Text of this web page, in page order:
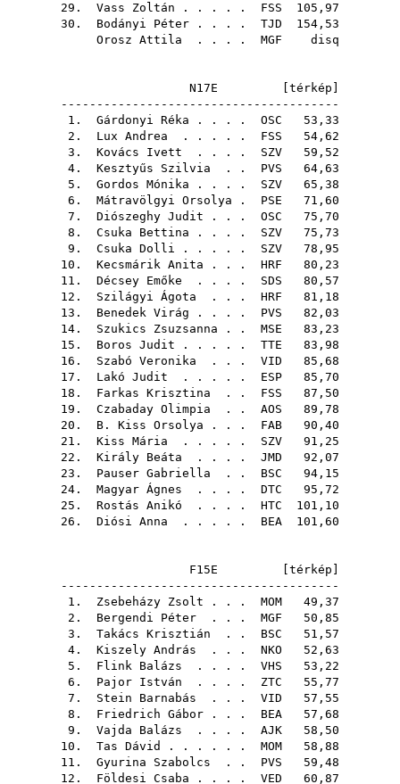
29. Vass Zoltán . . . . . FSS 105,97
30. Bodányi Péter . . . . TJD 154,53
Orosz Attila . . . . MGF disq
N17E [ térkép
---------------------------------------
1. Gárdonyi Réka . . . . OSC 53,33
2. Lux Andrea . . . . . FSS 54,62
3. Kovács Ivett . . . . SZV 59,52
4. Kesztyűs Szilvia . . PVS 64,63
5. Gordos Mónika . . . . SZV 65,38
6. Mátravölgyi Orsolya . PSE 71,60
7. Diószeghy Judit . . . OSC 75,70
8. Csuka Bettina . . . . SZV 75,73
9. Csuka Dolli . . . . . SZV 78,95
10. Kecsmárik Anita . . . HRF 80,23
11. Décsey Emőke . . . . SDS 80,57
12. Szilágyi Ágota . . . HRF 81,18
13. Benedek Virág . . . . PVS 82,03
14. Szukics Zsuzsanna . . MSE 83,23
15. Boros Judit . . . . . TTE 83,98
16. Szabó Veronika . . . VID 85,68
17. Lakó Judit . . . . . ESP 85,70
18. Farkas Krisztina . . FSS 87,50
19. Czabaday Olimpia . . AOS 89,78
20. B. Kiss Orsolya . . . FAB 90,40
21. Kiss Mária . . . . . SZV 91,25
22. Király Beáta . . . . JMD 92,07
23. Pauser Gabriella . . BSC 94,15
24. Magyar Ágnes . . . . DTC 95,72
25. Rostás Anikó . . . . HTC 101,10
26. Diósi Anna . . . . . BEA 101,60
F15E [ térkép
---------------------------------------
1. Zsebeházy Zsolt . . . MOM 49,37
2. Bergendi Péter . . . MGF 50,85
3. Takács Krisztián . . BSC 51,57
4. Kiszely András . . . NKO 52,63
5. Flink Balázs . . . . VHS 53,22
6. Pajor István . . . . ZTC 55,77
7. Stein Barnabás . . . VID 57,55
8. Friedrich Gábor . . . BEA 57,68
9. Vajda Balázs . . . . AJK 58,50
10. Tas Dávid . . . . . . MOM 58,88
11. Gyurina Szabolcs . . PVS 59,48
12. Földesi Csaba . . . . VED 60,87